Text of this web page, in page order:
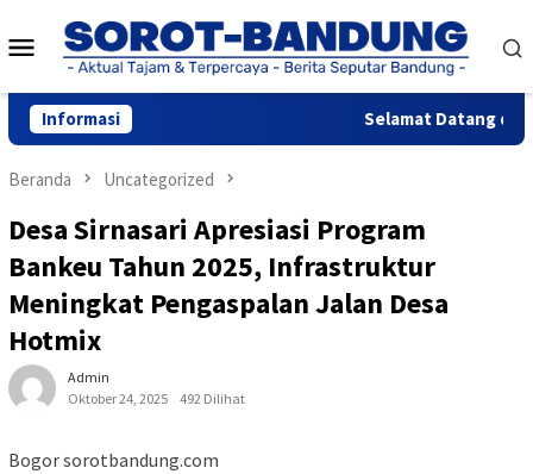
ke
konten
Menu
Mobile
Informasi Selamat Datang di
Beranda Uncategorized
Desa Sirnasari Apresiasi Program
Bankeu Tahun 2025, Infrastruktur
Meningkat Pengaspalan Jalan Desa
Hotmix
Admin
Oktober 24, 2025
492 Dilihat
Bogor sorotbandung.com